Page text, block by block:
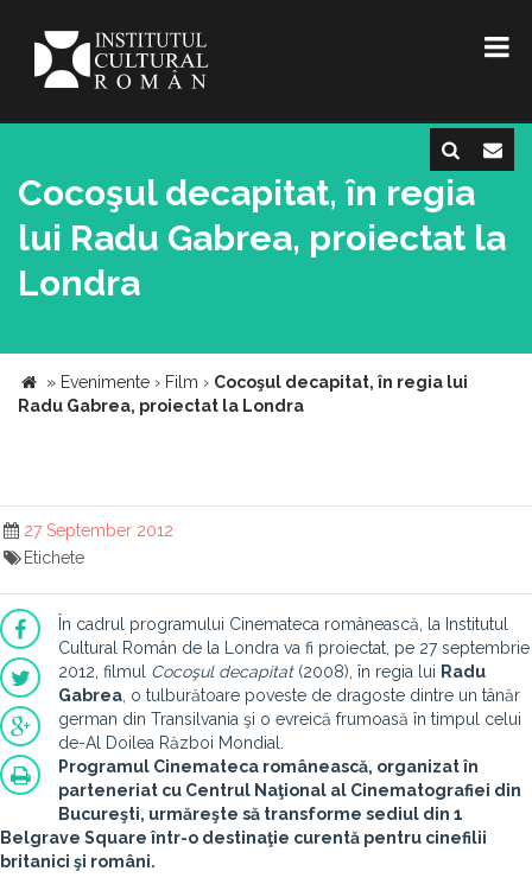
Cocoşul decapitat, în regia
lui Radu Gabrea, proiectat la
Londra
» Evenimente › Film › Cocoşul decapitat, în regia lui
Radu Gabrea, proiectat la Londra
27 September 2012
Etichete
În cadrul programului Cinemateca românească, la Institutul
Cultural Român de la Londra va fi proiectat, pe 27 septembrie
2012, filmul Cocoşul decapitat (2008), în regia lui Radu
Gabrea , o tulburătoare poveste de dragoste dintre un tânăr
german din Transilvania şi o evreică frumoasă în timpul celui
de-Al Doilea Război Mondial.
Programul Cinemateca românească, organizat în
parteneriat cu Centrul Naţional al Cinematografiei din
Bucureşti, urmăreşte să transforme sediul din 1
Belgrave Square într-o destinaţie curentă pentru cinefilii
britanici şi români.